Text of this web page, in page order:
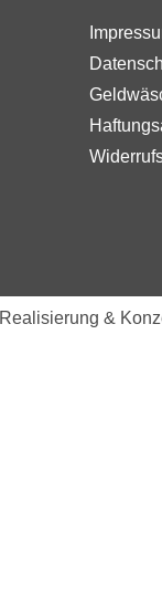
Realisierung &